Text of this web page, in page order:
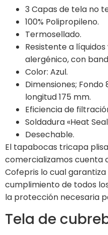
3 Capas de tela no
100% Polipropileno.
Termosellado.
Resistente a
alergénico, con
Color: Azul.
Dimensiones;
longitud 175 mm.
Eficiencia de
Soldadura «Heat
Desechable.
El tapabocas tricapa
comercializamos cuenta
Cofepris lo cual
cumplimiento de todos
la protección necesaria
Tela de